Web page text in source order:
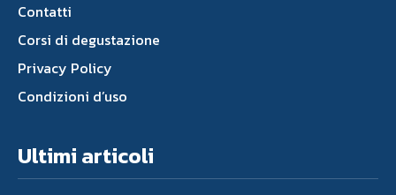
Contatti
Corsi di degustazione
Privacy Policy
Condizioni d’uso
Ultimi articoli